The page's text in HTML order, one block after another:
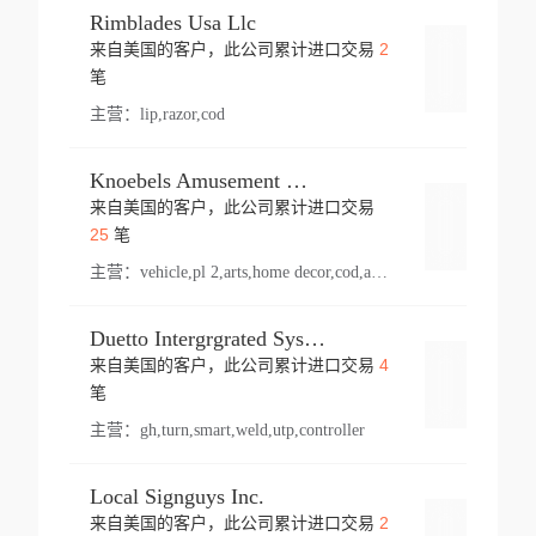
Rimblades Usa Llc
来自美国的客户，此公司累计进口交易 2
笔
主营： lip,razor,cod
Knoebels Amusement Resort
来自美国的客户，此公司累计进口交易
25笔
主营： vehicle,pl 2,arts,home decor,cod,amusement ride,sea
Duetto Intergrgrated Systems Inc.
来自美国的客户，此公司累计进口交易 4
笔
主营： gh,turn,smart,weld,utp,controller
Local Signguys Inc.
来自美国的客户，此公司累计进口交易 2